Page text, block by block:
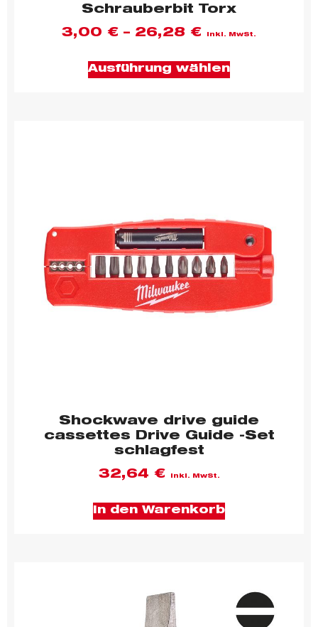
Schrauberbit Torx
3,00 € – 26,28 € inkl. MwSt.
Ausführung wählen
Shockwave drive guide
cassettes Drive Guide -Set
schlagfest
32,64 € inkl. MwSt.
In den Warenkorb